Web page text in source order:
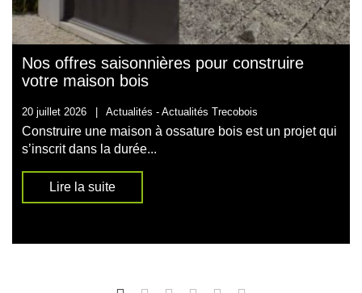
Nos offres saisonnières pour construire
votre maison bois
20 juillet 2026 Actualités - Actualités Trecobois
Construire une maison à ossature bois est un projet qui
s’inscrit dans la durée...
Lire la suite